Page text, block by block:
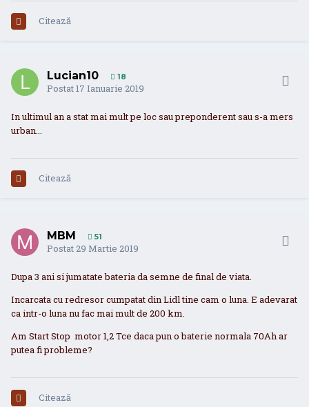
Citează
Lucian10 18
Postat17 Ianuarie 2019
In ultimul an a stat mai mult pe loc sau preponderent sau s-a mers
urban...
Citează
MBM 51
Postat29 Martie 2019
Dupa 3 ani si jumatate bateria da semne de final de viata.
Incarcata cu redresor cumpatat din Lidl tine cam o luna. E adevarat
ca intr-o luna nu fac mai mult de 200 km.
Am Start Stop motor 1,2 Tce daca pun o baterie normala 70Ah ar
putea fi probleme?
Citează